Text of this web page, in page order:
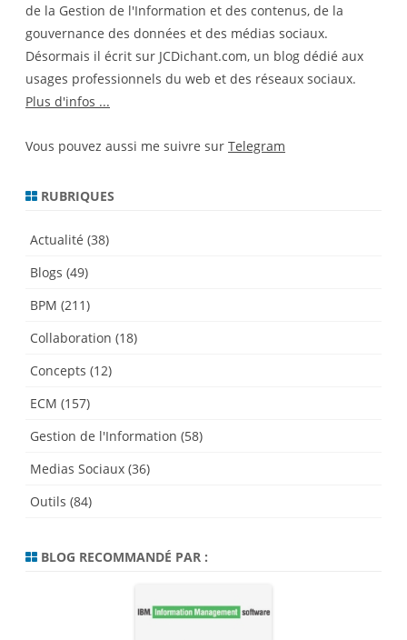
de la Gestion de l'Information et des contenus, de la
gouvernance des données et des médias sociaux.
Désormais il écrit sur JCDichant.com, un blog dédié aux
usages professionnels du web et des réseaux sociaux.
Plus d'infos ...
Vous pouvez aussi me suivre sur Telegram
RUBRIQUES
Actualité (38)
Blogs (49)
BPM (211)
Collaboration (18)
Concepts (12)
ECM (157)
Gestion de l'Information (58)
Medias Sociaux (36)
Outils (84)
BLOG RECOMMANDÉ PAR :